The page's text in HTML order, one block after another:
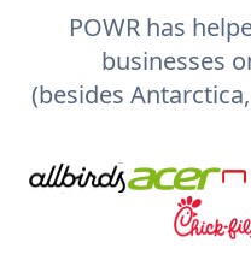
POWR has
businesses
(besides